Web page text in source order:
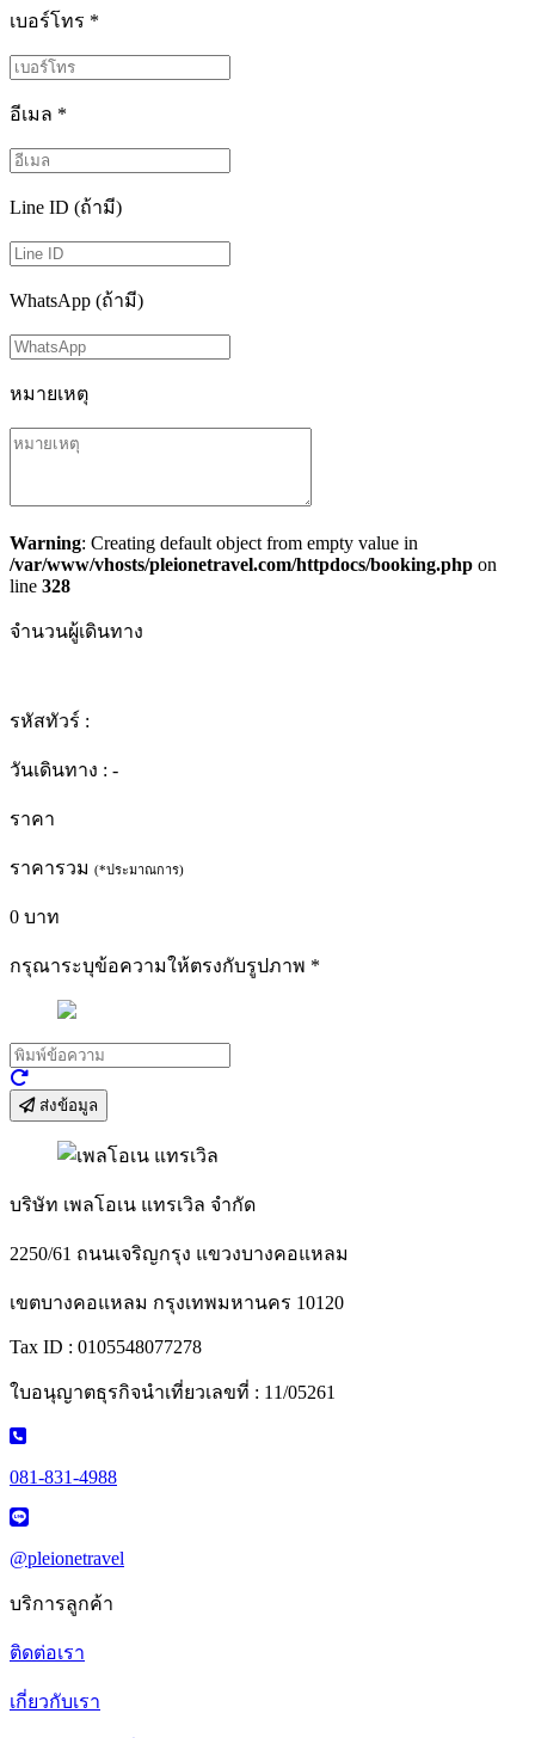
เบอร์โทร *
อีเมล *
Line ID (ถ้ามี)
WhatsApp (ถ้ามี)
หมายเหตุ
Warning: Creating default object from empty value in
/var/www/vhosts/pleionetravel.com/httpdocs/booking.php on
line 328
จำนวนผู้เดินทาง
รหัสทัวร์ :
วันเดินทาง : -
ราคา
ราคารวม (*ประมาณการ)
0 บาท
กรุณาระบุข้อความให้ตรงกับรูปภาพ *
ส่งข้อมูล
บริษัท เพลโอเน แทรเวิล จำกัด
2250/61 ถนนเจริญกรุง แขวงบางคอแหลม
เขตบางคอแหลม กรุงเทพมหานคร 10120
Tax ID : 0105548077278
ใบอนุญาตธุรกิจนำเที่ยวเลขที่ : 11/05261
081-831-4988
@pleionetravel
บริการลูกค้า
ติดต่อเรา
เกี่ยวกับเรา